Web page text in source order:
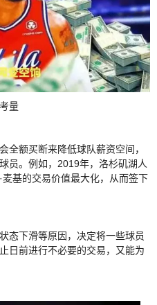
量
全额买断来降低球队薪资空间，
员。例如，2019年，洛杉矶湖人
基的交易价值最大化，从而签下
态下滑等原因，决定将一些球员
日前进行不必要的交易，又能为